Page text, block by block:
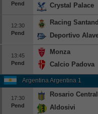
Pend
Crystal Palace
12:30
Pend
Racing
Deportivo
13:45
Pend
Monza
Calcio Padova
Argentina Argentina 1
17:30
Pend
Rosario Central
Aldosivi
Europa
Euroliga
Eurocup
ACB
LEB
Estados Unidos
NBA